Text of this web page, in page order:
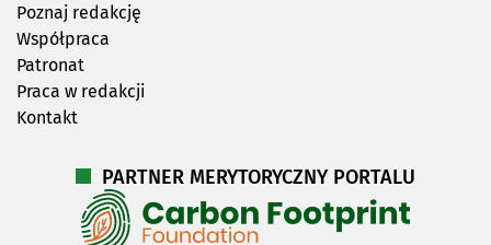
Poznaj redakcję
Współpraca
Patronat
Praca w redakcji
Kontakt
PARTNER MERYTORYCZNY PORTALU